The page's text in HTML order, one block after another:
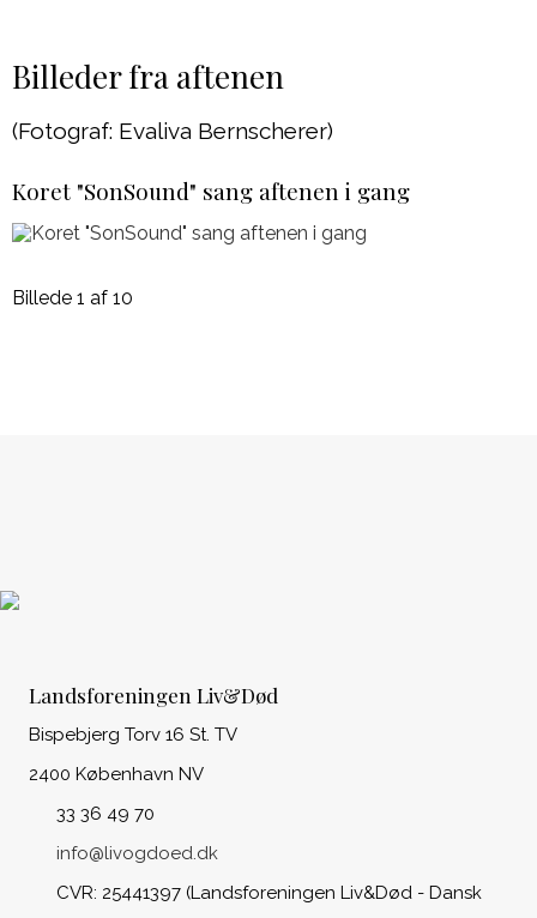
Billeder fra aftenen
(Fotograf: Evaliva Bernscherer)
Koret "SonSound" sang aftenen i gang
Billede 1 af 10
Landsforeningen Liv&Død
Bispebjerg Torv 16 St. TV
2400 København NV
33 36 49 70
info@livogdoed.dk
CVR: 25441397 (Landsforeningen Liv&Død - Dansk